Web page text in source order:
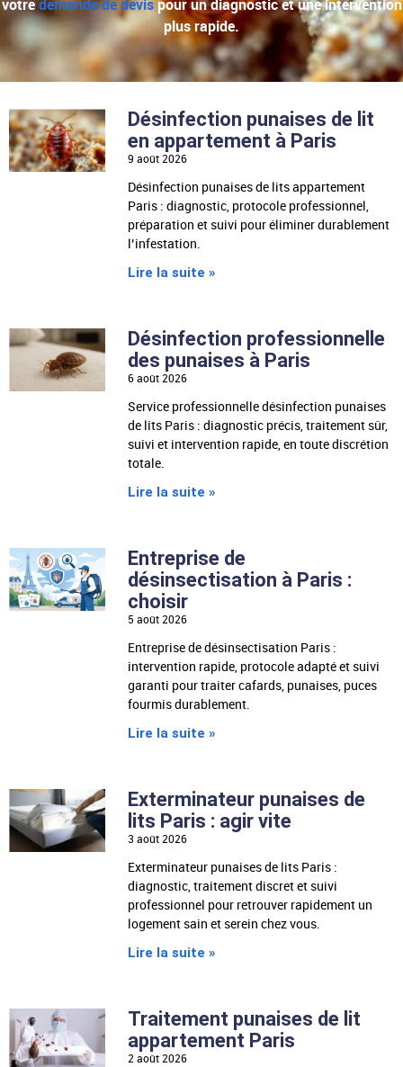
votredemande de devispour un diagnostic et une intervention
plus rapide.
Désinfection punaises de lit
en appartement à Paris
9 août 2026
Désinfection punaises de lits appartement
Paris : diagnostic, protocole professionnel,
préparation et suivi pour éliminer durablement
l’infestation.
Lire la suite »
Désinfection professionnelle
des punaises à Paris
6 août 2026
Service professionnelle désinfection punaises
de lits Paris : diagnostic précis, traitement sûr,
suivi et intervention rapide, en toute discrétion
totale.
Lire la suite »
Entreprise de
désinsectisation à Paris :
choisir
5 août 2026
Entreprise de désinsectisation Paris :
intervention rapide, protocole adapté et suivi
garanti pour traiter cafards, punaises, puces
fourmis durablement.
Lire la suite »
Exterminateur punaises de
lits Paris : agir vite
3 août 2026
Exterminateur punaises de lits Paris :
diagnostic, traitement discret et suivi
professionnel pour retrouver rapidement un
logement sain et serein chez vous.
Lire la suite »
Traitement punaises de lit
appartement Paris
2 août 2026
PagePage